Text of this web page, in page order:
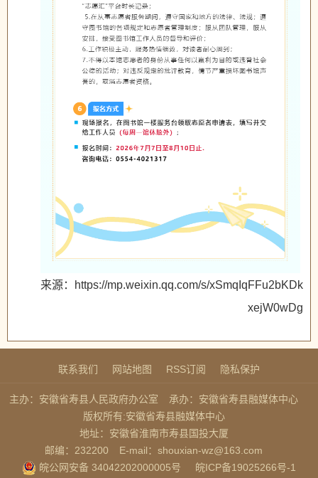
来源：https://mp.weixin.qq.com/s/xSmqIqFFu2bKDk
xejW0wDg
联系我们 网站地图 RSS订阅 隐私保护
主办：安徽省寿县人民政府办公室
承办：安徽省寿县融媒体中心
版权所有:安徽省寿县融媒体中心
地址：安徽省淮南市寿县国投大厦
邮编：232200
E-mail：shouxian-wz@163.com
皖公网安备 34042202000005号
皖ICP备19025266号-1